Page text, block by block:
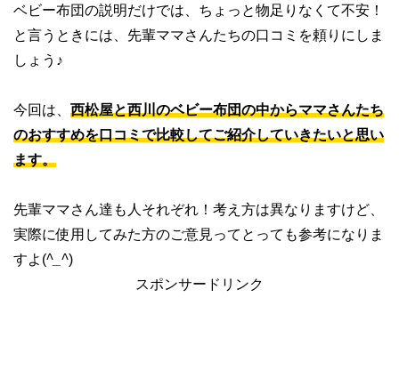
ベビー布団の説明だけでは、ちょっと物足りなくて不安！
と言うときには、先輩ママさんたちの口コミを頼りにしま
しょう♪
今回は、 西松屋と西川のベビー布団の中からママさんたち
のおすすめを口コミで比較してご紹介していきたいと思い
ます。
先輩ママさん達も人それぞれ！考え方は異なりますけど、
実際に使用してみた方のご意見ってとっても参考になりま
すよ(^_^)
スポンサードリンク